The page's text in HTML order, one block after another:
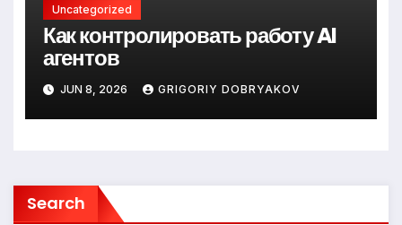
Uncategorized
Как контролировать работу AI
агентов
JUN 8, 2026 GRIGORIY DOBRYAKOV
Search